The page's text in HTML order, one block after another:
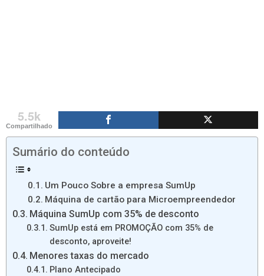
5.5k
Compartilhado
Sumário do conteúdo
Um Pouco Sobre a empresa SumUp
Máquina de cartão para Microempreendedor
Máquina SumUp com 35% de desconto
SumUp está em PROMOÇÃO com 35% de
desconto, aproveite!
Menores taxas do mercado
Plano Antecipado